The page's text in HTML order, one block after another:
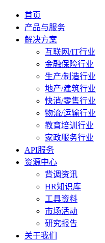
首页
产品与服务
解决方案
互联网/IT行业
金融保险行业
生产/制造行业
地产/建筑行业
快消/零售行业
物流/运输行业
教育培训行业
家政服务行业
API服务
资源中心
背调资讯
HR知识库
工具资料
市场活动
研究报告
关于我们